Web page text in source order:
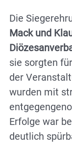
Die
Mack und
sie sorgten
der
wurden mit
Erfolge war
deutlich